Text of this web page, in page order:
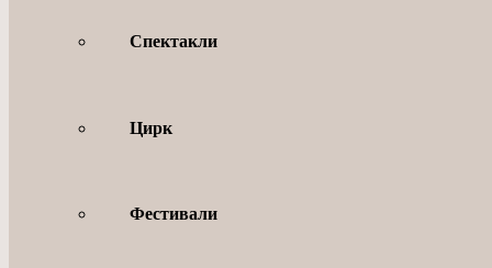
Спектакли
Цирк
Фестивали